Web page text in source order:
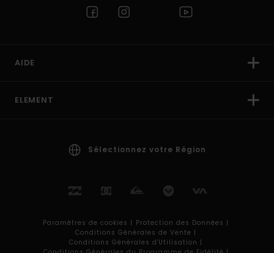
AIDE
ELEMENT
Sélectionnez votre Région
Paramètres de cookies | Protection des Données |
Conditions Générales de Vente |
Conditions Générales d'Utilisation |